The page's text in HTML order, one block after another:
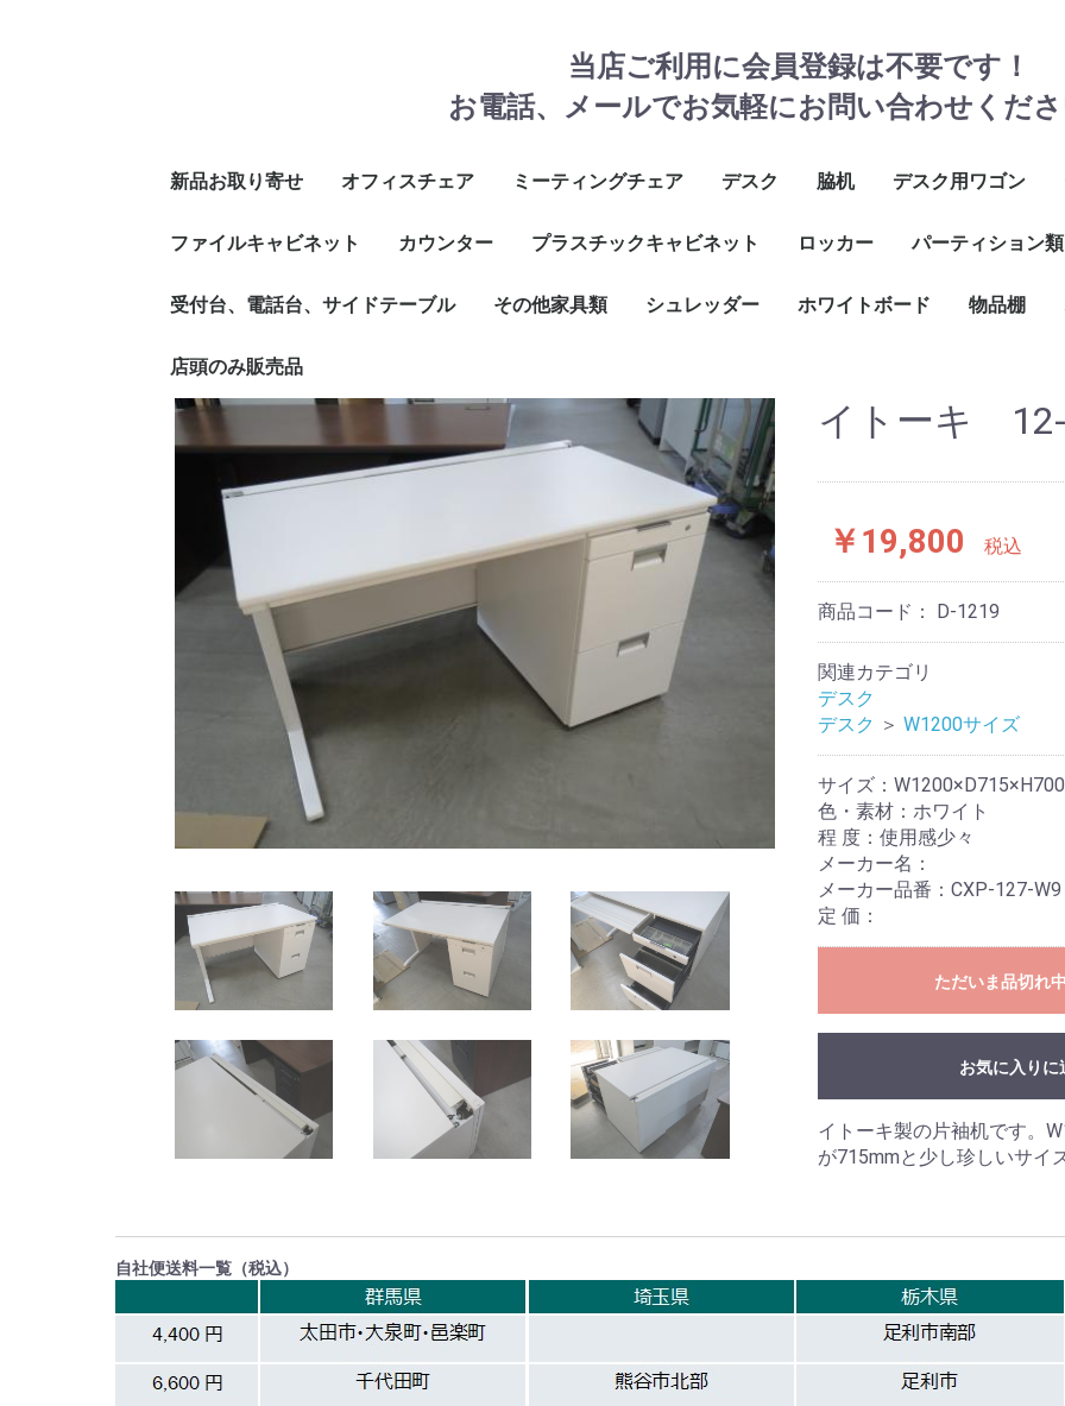
当店ご利用に会員登録は不要です！
お電話、メールでお気軽にお問い合わせくださ
新品お取り寄せ オフィスチェア
イトーキ
プラス
コクヨ
ウチダ
その他メーカー
オカムラ
舶来品
ミーティングチェア
非スタッキングチェア
メモ台付チェア
スタッキングチェア
折りたたみチェア
その他
デスク
W1000サイズ
W1100サイズ
W1200サイズ
W1400サイズ
W1600サイズ
その他
脇机 デスク用ワゴン
3段ワゴン
2段ワゴン
フリーアドレス用ハ
ファイルキャビネット
2段
3段
4段
カウンター
インフォメーションカ
ハイカウンター
ローカウンター
プラスチックキャビネット
３列タイプ
２列タイプ
その他
ロッカー
鍵式ロッカー
ダイヤルロッカー
シューズロッカー
掃除ロッカー
メールロッカー
1～5人用
6～8人用
9～18人用
20人以上用
パーティション類
受付台、電話台、サイドテーブル その他家具類 シュレッダー ホワイトボード 物品棚
店頭のみ販売品
イトーキ
￥19,800 税込
商品コード： D-1219
関連カテゴリ
デスク
デスク ＞ W1200サイズ
サイズ：
色・素材：ホワイト
程 度：使用感少々
メーカー名：
メーカー品番：CXP-127-W9
定 価：
ただいま品切れ中
お気に入りに
イトーキ製の片袖机です。
が715mmと少し珍しいサイ
自社便送料一覧（税込）